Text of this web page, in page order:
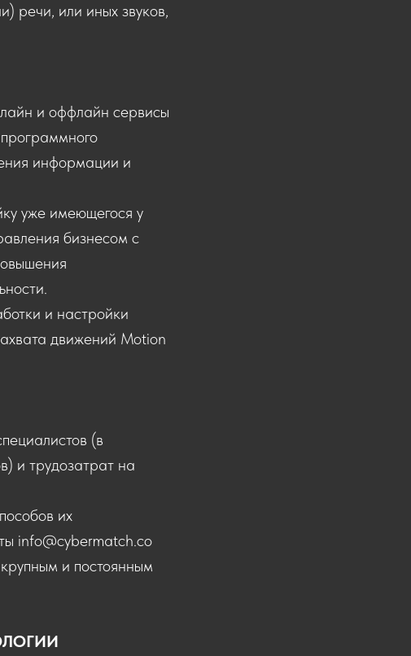
речи, или иных звуков,
и оффлайн сервисы
информации и
уже имеющегося у
бизнесом с
и настройки
движений Motion
(в
и трудозатрат на
их
info@cybermatch.co
и постоянным